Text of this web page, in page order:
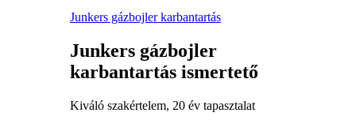
Junkers gázbojler karbantartás
Junkers gázbojler
karbantartás ismertető
Kiváló szakértelem, 20 év tapasztalat